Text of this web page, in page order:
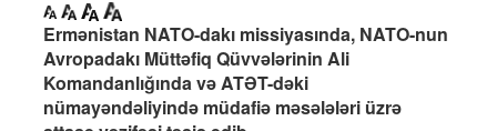
Ermənistan NATO-dakı missiyasında, NATO-nun
Avropadakı Müttəfiq Qüvvələrinin Ali
Komandanlığında və ATƏT-dəki
nümayəndəliyində müdafiə məsələləri üzrə